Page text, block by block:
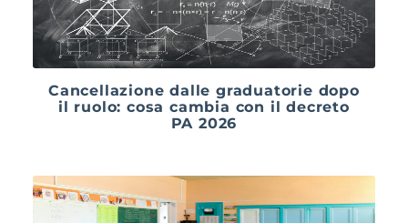
Cancellazione dalle graduatorie dopo
il ruolo: cosa cambia con il decreto
PA 2026